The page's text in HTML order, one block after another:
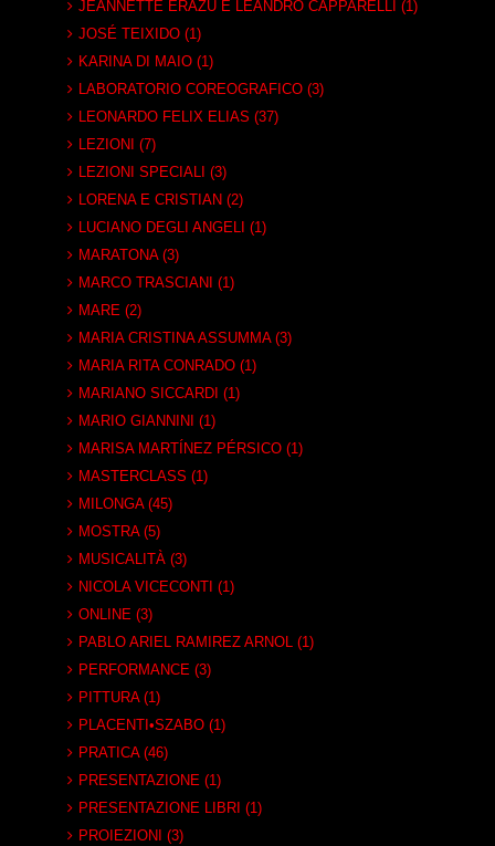
JEANNETTE ERAZÚ E LEANDRO CAPPARELLI (1)
JOSÉ TEIXIDO (1)
KARINA DI MAIO (1)
LABORATORIO COREOGRAFICO (3)
LEONARDO FELIX ELIAS (37)
LEZIONI (7)
LEZIONI SPECIALI (3)
LORENA E CRISTIAN (2)
LUCIANO DEGLI ANGELI (1)
MARATONA (3)
MARCO TRASCIANI (1)
MARE (2)
MARIA CRISTINA ASSUMMA (3)
MARIA RITA CONRADO (1)
MARIANO SICCARDI (1)
MARIO GIANNINI (1)
MARISA MARTÍNEZ PÉRSICO (1)
MASTERCLASS (1)
MILONGA (45)
MOSTRA (5)
MUSICALITÀ (3)
NICOLA VICECONTI (1)
ONLINE (3)
PABLO ARIEL RAMIREZ ARNOL (1)
PERFORMANCE (3)
PITTURA (1)
PLACENTI•SZABO (1)
PRATICA (46)
PRESENTAZIONE (1)
PRESENTAZIONE LIBRI (1)
PROIEZIONI (3)